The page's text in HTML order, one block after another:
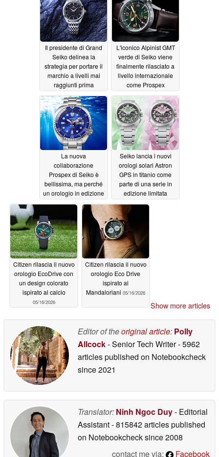
Il presidente di Grand
Seiko delinea la
strategia per portare il
marchio a livelli mai
raggiunti prima
06/11/2026
L'iconico Alpinist GMT
verde di Seiko viene
finalmente rilasciato a
livello internazionale
come Prospex
HBC00706/10/2026
La nuova
collaborazione
Prospex di Seiko è
bellissima, ma perché
un orologio in edizione
limitata da 750 dollari
utilizza un movimento
economico?
06/05/2026
Seiko lancia i nuovi
orologi solari Astron
GPS in titanio come
parte di una serie in
edizione limitata
06/02/2026
Citizen rilascia il nuovo
orologio EcoDrive con
un design colorato
ispirato al calcio
05/16/2026
Citizen rilascia il nuovo
orologio Eco Drive
ispirato ai
Mandaloriani 05/16/2026
Show more articles
Editor of theoriginal article: Polly
Allcock- Senior Tech Writer- 5962
articles published on Notebookcheck
since 2021
Translator: Ninh Ngoc Duy- Editorial
Assistant- 815842 articles published
on Notebookchecksince 2008
contact me via:
Facebook